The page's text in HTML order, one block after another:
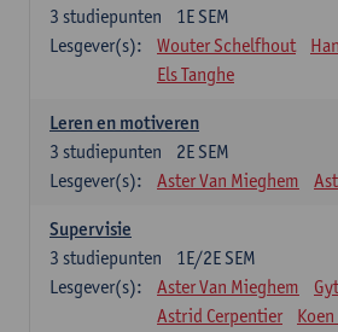
1E SEM
3 studiepunten
Lesgever(s):
Wouter Schelfhout
Els Tanghe
Leren en motiveren
2E SEM
3 studiepunten
Lesgever(s):
Aster Van Mieghem
Supervisie
1E/2E SEM
3 studiepunten
Lesgever(s):
Aster Van Mieghem
Astrid Cerpentier